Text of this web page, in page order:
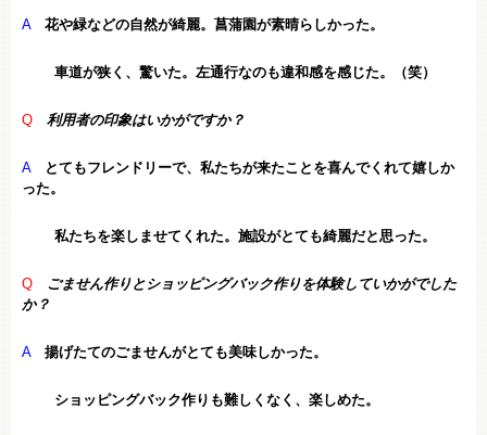
A 花や緑などの自然が綺麗。菖蒲園が素晴らしかった。
車道が狭く、驚いた。左通行なのも違和感を感じた。（笑）
Q 利用者の印象はいかがですか？
A
とてもフレンドリーで、私たちが来たことを喜んでくれて嬉しか
った。
私たちを楽しませてくれた。施設がとても綺麗だと思った。
Q
ごません作りとショッピングバック作りを体験していかがでした
か？
A 揚げたてのごませんがとても美味しかった。
ショッピングバック作りも難しくなく、楽しめた。